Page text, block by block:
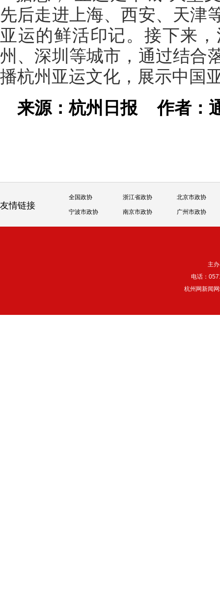
先后走进上海、西安、天津
亚运的鲜活印记。接下来
州、深圳等城市，通过结合
播杭州亚运文化，展示中国
来源：杭州日报作者：
友情链接
全国政协 浙江省政协 北京市政协
宁波市政协 南京市政协 广州市政协
主
电话：
杭州网新闻